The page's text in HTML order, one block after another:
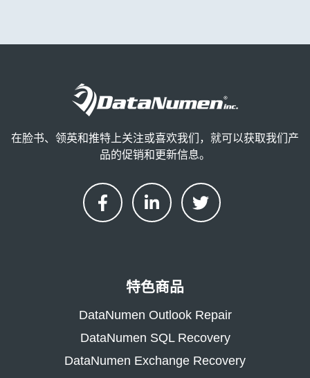
在脸书、领英和推特上关注或喜欢我们，就可以获取我们产
品的促销和更新信息。
特色商品
DataNumen Outlook Repair
DataNumen SQL Recovery
DataNumen Exchange Recovery